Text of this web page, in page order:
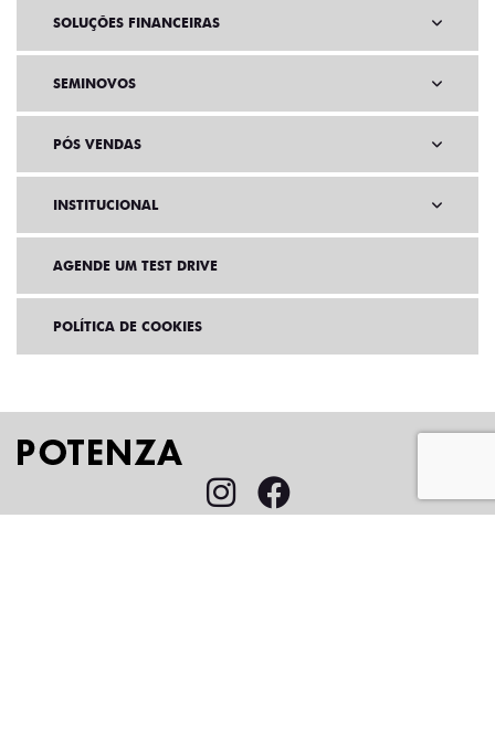
SOLUÇÕES FINANCEIRAS
SEMINOVOS
PÓS VENDAS
INSTITUCIONAL
AGENDE UM TEST DRIVE
POLÍTICA DE COOKIES